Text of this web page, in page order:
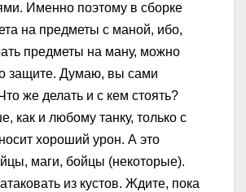
Именно поэтому в сборке
на предметы с маной, ибо,
предметы на ману, можно
защите. Думаю, вы сами
же делать и с кем стоять?
как и любому танку, только с
хороший урон. А это
маги, бойцы (некоторые).
из кустов. Ждите, пока